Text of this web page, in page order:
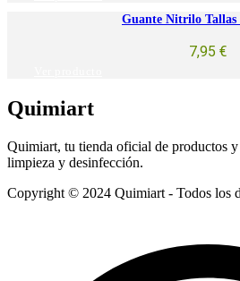
Guante Nitrilo
7,95 €
Quimiart
Quimiart, tu tienda oficial de productos
limpieza y desinfección.
Copyright © 2024 Quimiart - Todos los